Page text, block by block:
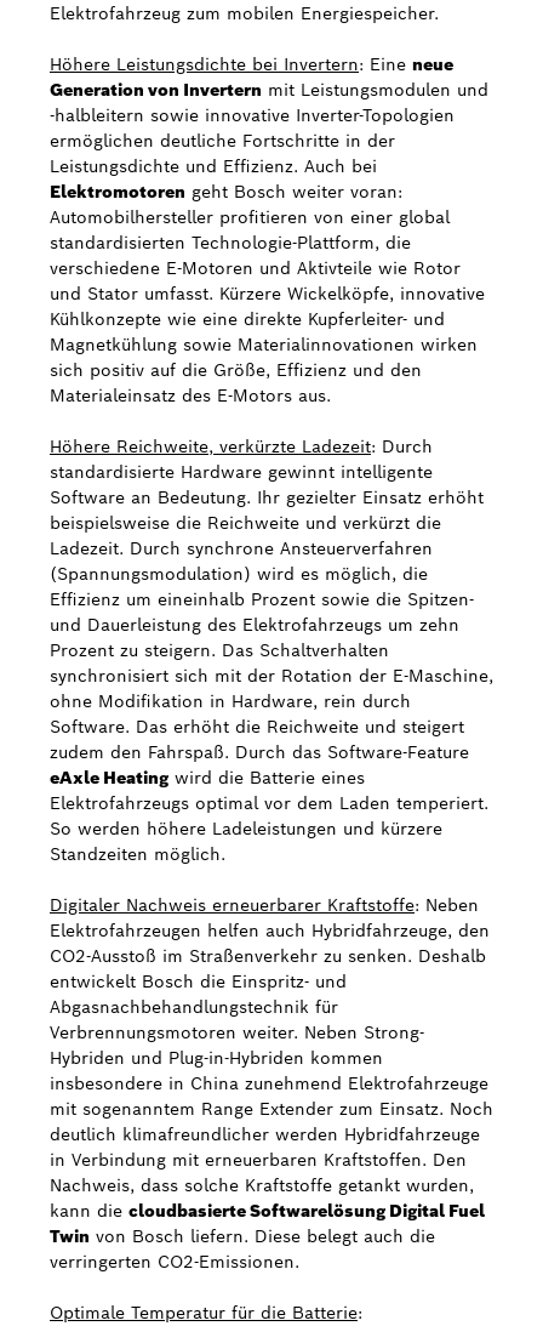
Elektrofahrzeug zum mobilen Energiespeicher.
Höhere Leistungsdichte bei Invertern: Eine neue
Generation von Invertern mit Leistungsmodulen und
-halbleitern sowie innovative Inverter-Topologien
ermöglichen deutliche Fortschritte in der
Leistungsdichte und Effizienz. Auch bei
Elektromotoren geht Bosch weiter voran:
Automobilhersteller profitieren von einer global
standardisierten Technologie-Plattform, die
verschiedene E-Motoren und Aktivteile wie Rotor
und Stator umfasst. Kürzere Wickelköpfe, innovative
Kühlkonzepte wie eine direkte Kupferleiter- und
Magnetkühlung sowie Materialinnovationen wirken
sich positiv auf die Größe, Effizienz und den
Materialeinsatz des E-Motors aus.
Höhere Reichweite, verkürzte Ladezeit: Durch
standardisierte Hardware gewinnt intelligente
Software an Bedeutung. Ihr gezielter Einsatz erhöht
beispielsweise die Reichweite und verkürzt die
Ladezeit. Durch synchrone Ansteuerverfahren
(Spannungsmodulation) wird es möglich, die
Effizienz um eineinhalb Prozent sowie die Spitzen-
und Dauerleistung des Elektrofahrzeugs um zehn
Prozent zu steigern. Das Schaltverhalten
synchronisiert sich mit der Rotation der E-Maschine,
ohne Modifikation in Hardware, rein durch
Software. Das erhöht die Reichweite und steigert
zudem den Fahrspaß. Durch das Software-Feature
eAxle Heating wird die Batterie eines
Elektrofahrzeugs optimal vor dem Laden temperiert.
So werden höhere Ladeleistungen und kürzere
Standzeiten möglich.
Digitaler Nachweis erneuerbarer Kraftstoffe: Neben
Elektrofahrzeugen helfen auch Hybridfahrzeuge, den
CO2-Ausstoß im Straßenverkehr zu senken. Deshalb
entwickelt Bosch die Einspritz- und
Abgasnachbehandlungstechnik für
Verbrennungsmotoren weiter. Neben Strong-
Hybriden und Plug-in-Hybriden kommen
insbesondere in China zunehmend Elektrofahrzeuge
mit sogenanntem Range Extender zum Einsatz. Noch
deutlich klimafreundlicher werden Hybridfahrzeuge
in Verbindung mit erneuerbaren Kraftstoffen. Den
Nachweis, dass solche Kraftstoffe getankt wurden,
kann die cloudbasierte Softwarelösung Digital Fuel
Twin von Bosch liefern. Diese belegt auch die
verringerten CO2-Emissionen.
Optimale Temperatur für die Batterie: